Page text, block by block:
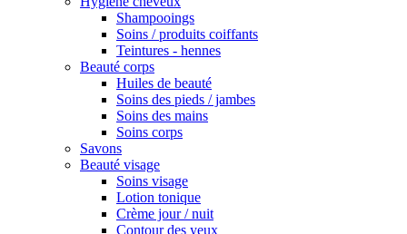
Shampooings
Soins / produits coiffants
Teintures - hennes
Beauté corps
Huiles de beauté
Soins des pieds / jambes
Soins des mains
Soins corps
Savons
Beauté visage
Soins visage
Lotion tonique
Crème jour / nuit
Contour des yeux